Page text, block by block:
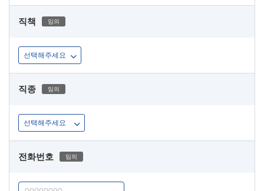
직책 임의
직종 임의
전화번호 임의